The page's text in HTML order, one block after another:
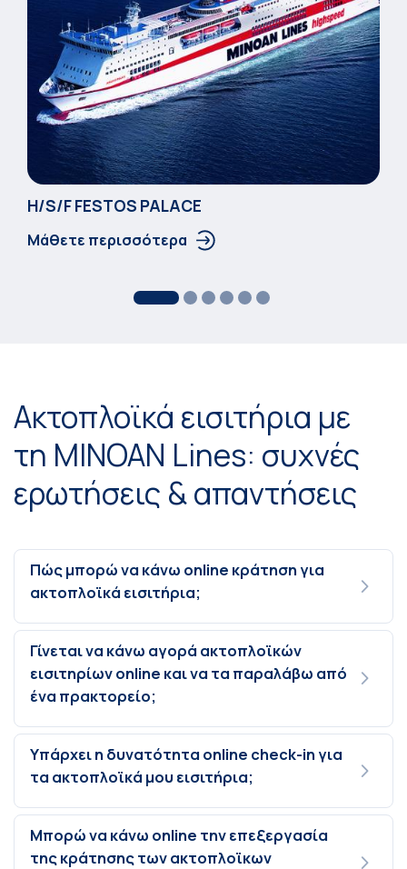
Η/S/F FESTOS PALACΕ
Μάθετε περισσότερα
Ακτοπλοϊκά εισιτήρια με
τη MINOAN Lines: συχνές
ερωτήσεις & απαντήσεις
Πώς μπορώ να κάνω online κράτηση για
ακτοπλοϊκά εισιτήρια;
Γίνεται να κάνω αγορά ακτοπλοϊκών
εισιτηρίων online και να τα παραλάβω από
ένα πρακτορείο;
Υπάρχει η δυνατότητα online check-in για
τα ακτοπλοϊκά μου εισιτήρια;
Μπορώ να κάνω online την επεξεργασία
της κράτησης των ακτοπλοϊκων